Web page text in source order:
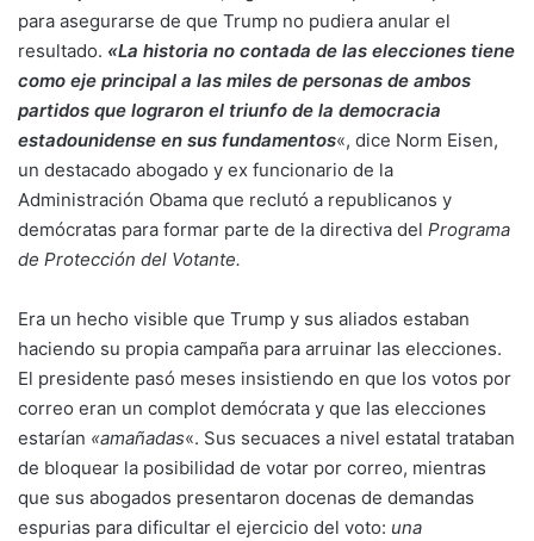
para asegurarse de que Trump no pudiera anular el
resultado. «La historia no contada de las elecciones tiene
como eje principal a las miles de personas de ambos
partidos que lograron el triunfo de la democracia
estadounidense en sus fundamentos«, dice Norm Eisen,
un destacado abogado y ex funcionario de la
Administración Obama que reclutó a republicanos y
demócratas para formar parte de la directiva del Programa
de Protección del Votante.
Era un hecho visible que Trump y sus aliados estaban
haciendo su propia campaña para arruinar las elecciones.
El presidente pasó meses insistiendo en que los votos por
correo eran un complot demócrata y que las elecciones
estarían «amañadas«. Sus secuaces a nivel estatal trataban
de bloquear la posibilidad de votar por correo, mientras
que sus abogados presentaron docenas de demandas
espurias para dificultar el ejercicio del voto: una